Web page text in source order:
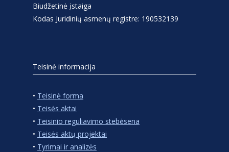
Biudžetinė įstaiga
Kodas Juridinių asmenų registre: 190532139
Teisinė informacija
• Teisinė forma
• Teisės aktai
• Teisinio reguliavimo stebėsena
• Teisės aktų projektai
• Tyrimai ir analizės